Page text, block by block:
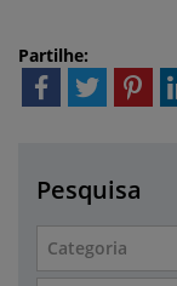
Partilhe:
Pesquisa
Categoria